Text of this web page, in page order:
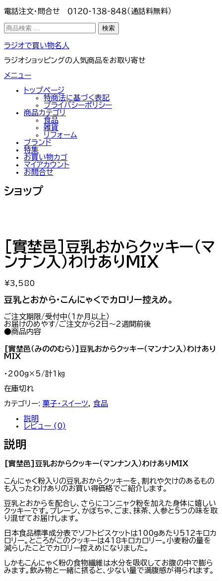
電話注文・問合せ ０１２０-１３８-８４８（通話料無料）
検
索
象:
検索
コ
テ
ツ
ラジオで買い物名人
ラジオショッピングの人気商品をお取り寄せ
メニュー
トップぺージ
特商法に基づく表記
プライバシーポリシー
商品カテゴリ
食品
雑貨
リフォーム
ブランド
特集
お買い物カゴ
マイアカウント
お問合せ
ショップ
[實埜邑]豆乳おからクッキー（マ
ンナン入）わけありMIX
¥3,580
豆乳とおから・こんにゃくでカロリー控えめ。
ご注文期限/受付中（1か月以上）
お届けのめやす/ご注文から2日～2週間前後
●商品内容
[實埜邑（みののむら）]豆乳おからクッキー（マンナン入）わけあり
MIX
・200g×5/計1㎏
在庫切れ
カテゴリー: 菓子・スイーツ, 食品
説明
レビュー (0)
説明
[實埜邑]豆乳おからクッキー（マンナン入）わけありMIX
こんにゃく粉入りの豆乳おからクッキーを、割れや欠けのあるもの
も入ったわけありのお買い得価格でご紹介します。
豆乳とおからを配合し、さらにコンニャク粉を加えた身体に嬉しい
クッキーです。プレーン、かぼちゃ、ごま、抹茶、人参と5つの味を取
り混ぜてお届けします。
日本食品標準成分表でソフトビスケットは100gあたり512キロカ
ロリー。ところがこのクッキーは418キロカロリー。小麦粉の量を
減らしたことでカロリー控えめになりました。
しかもこんにゃく粉の食物繊維は水分を吸収してお腹の中で膨ら
みます。飲み物と一緒に摂ると、少ない量で満腹感が得られます。